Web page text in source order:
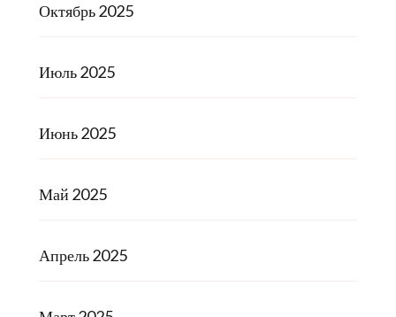
Октябрь 2025
Июль 2025
Июнь 2025
Май 2025
Апрель 2025